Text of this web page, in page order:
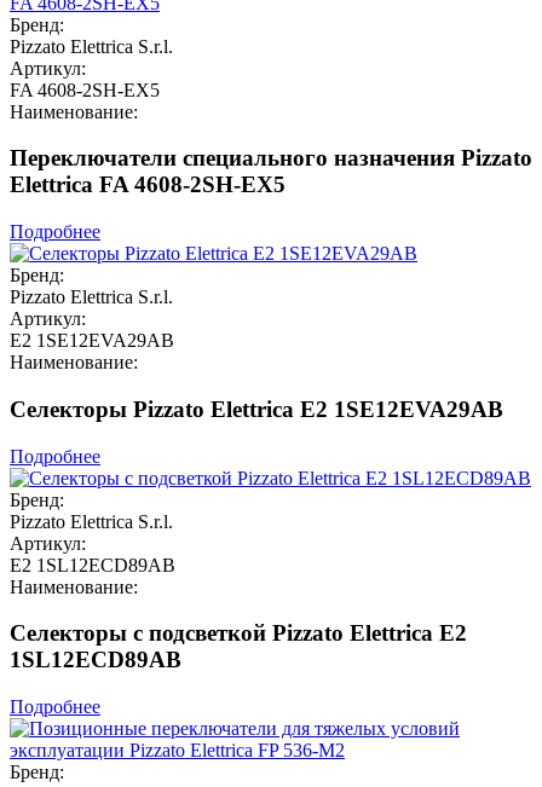
Бренд:
Pizzato Elettrica S.r.l.
Артикул:
FA 4608-2SH-EX5
Наименование:
Переключатели специального назначения Pizzato
Elettrica FA 4608-2SH-EX5
Подробнее
Бренд:
Pizzato Elettrica S.r.l.
Артикул:
E2 1SE12EVA29AB
Наименование:
Селекторы Pizzato Elettrica E2 1SE12EVA29AB
Подробнее
Бренд:
Pizzato Elettrica S.r.l.
Артикул:
E2 1SL12ECD89AB
Наименование:
Селекторы с подсветкой Pizzato Elettrica E2
1SL12ECD89AB
Подробнее
Бренд: